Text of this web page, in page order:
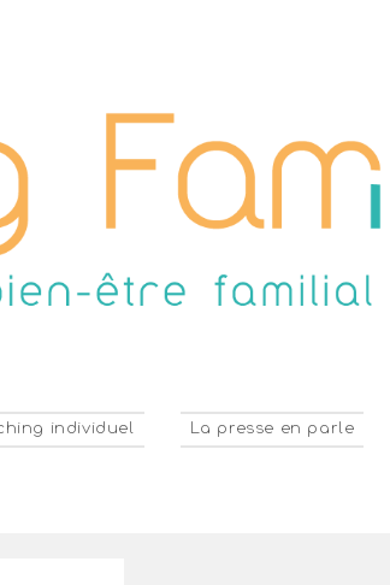
individuel La presse en parle